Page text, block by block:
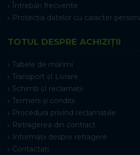
Întrebări frecvente
Protecția datelor cu caracter
TOTUL DESPRE ACHIZIȚII
Tabele de mărimi
Transport șI Livrare
Schimb șI reclamații
Termeni și condiții
Procedura privind reclamațiile
Retragerea din contract
Informații despre retragere
Contactați